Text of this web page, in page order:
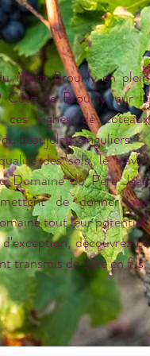
Mont Brouilly en plein
Côte de Brouilly, sur la
ces vignes de coteaux
beaujolais singuliers.
des sols, le travail
Domaine du Père Jean
de donner aux
tout leur potentiel.
découvrez ce
transmis de père en fils.